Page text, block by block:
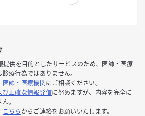
提供を目的としたサービスのため、医師・医療
療行為ではありません。
医師・医療機関 にご相談ください。
び正確な情報発信に努めますが、内容を完全に
。
こちら からご連絡をお願いいたします。